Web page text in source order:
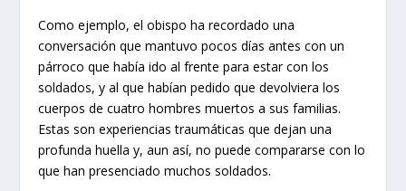
Como ejemplo, el obispo ha recordado una
conversación que mantuvo pocos días antes con un
párroco que había ido al frente para estar con los
soldados, y al que habían pedido que devolviera los
cuerpos de cuatro hombres muertos a sus familias.
Estas son experiencias traumáticas que dejan una
profunda huella y, aun así, no puede compararse con lo
que han presenciado muchos soldados.